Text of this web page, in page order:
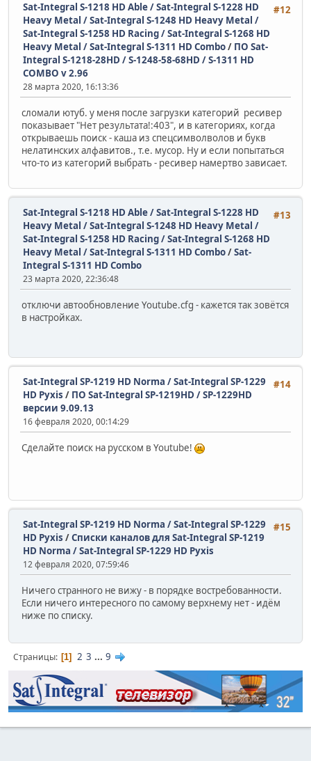
#12
Sat-Integral S-1218 HD Able / Sat-Integral S-1228 HD
Heavy Metal / Sat-Integral S-1248 HD Heavy Metal /
Sat-Integral S-1258 HD Racing / Sat-Integral S-1268 HD
Heavy Metal / Sat-Integral S-1311 HD Combo/ ПО Sat-
Integral S-1218-28HD / S-1248-58-68HD / S-1311 HD
COMBO v 2.96
28 марта 2020, 16:13:36
сломали ютуб. у меня после загрузки категорий ресивер
показывает "Нет результата!:403", и в категориях, когда
открываешь поиск - каша из спецсимволволов и букв
нелатинских алфавитов., т.е. мусор. Ну и если попытаться
что-то из категорий выбрать - ресивер намертво зависает.
#13
Sat-Integral S-1218 HD Able / Sat-Integral S-1228 HD
Heavy Metal / Sat-Integral S-1248 HD Heavy Metal /
Sat-Integral S-1258 HD Racing / Sat-Integral S-1268 HD
Heavy Metal / Sat-Integral S-1311 HD Combo/Sat-
Integral S-1311 HD Combo
23 марта 2020, 22:36:48
отключи автообновление Youtube.cfg - кажется так зовётся
в настройках.
#14
Sat-Integral SP-1219 HD Norma / Sat-Integral SP-1229
HD Pyxis / ПО Sat-Integral SP-1219HD / SP-1229HD
версии 9.09.13
16 февраля 2020, 00:14:29
Сделайте поиск на русском в Youtube!
#15
Sat-Integral SP-1219 HD Norma / Sat-Integral SP-1229
HD Pyxis /Списки каналов для Sat-Integral SP-1219
HD Norma / Sat-Integral SP-1229 HD Pyxis
12 февраля 2020, 07:59:46
Ничего странного не вижу - в порядке востребованности.
Если ничего интересного по самому верхнему нет - идём
ниже по списку.
Страницы 1 2 3 ... 9